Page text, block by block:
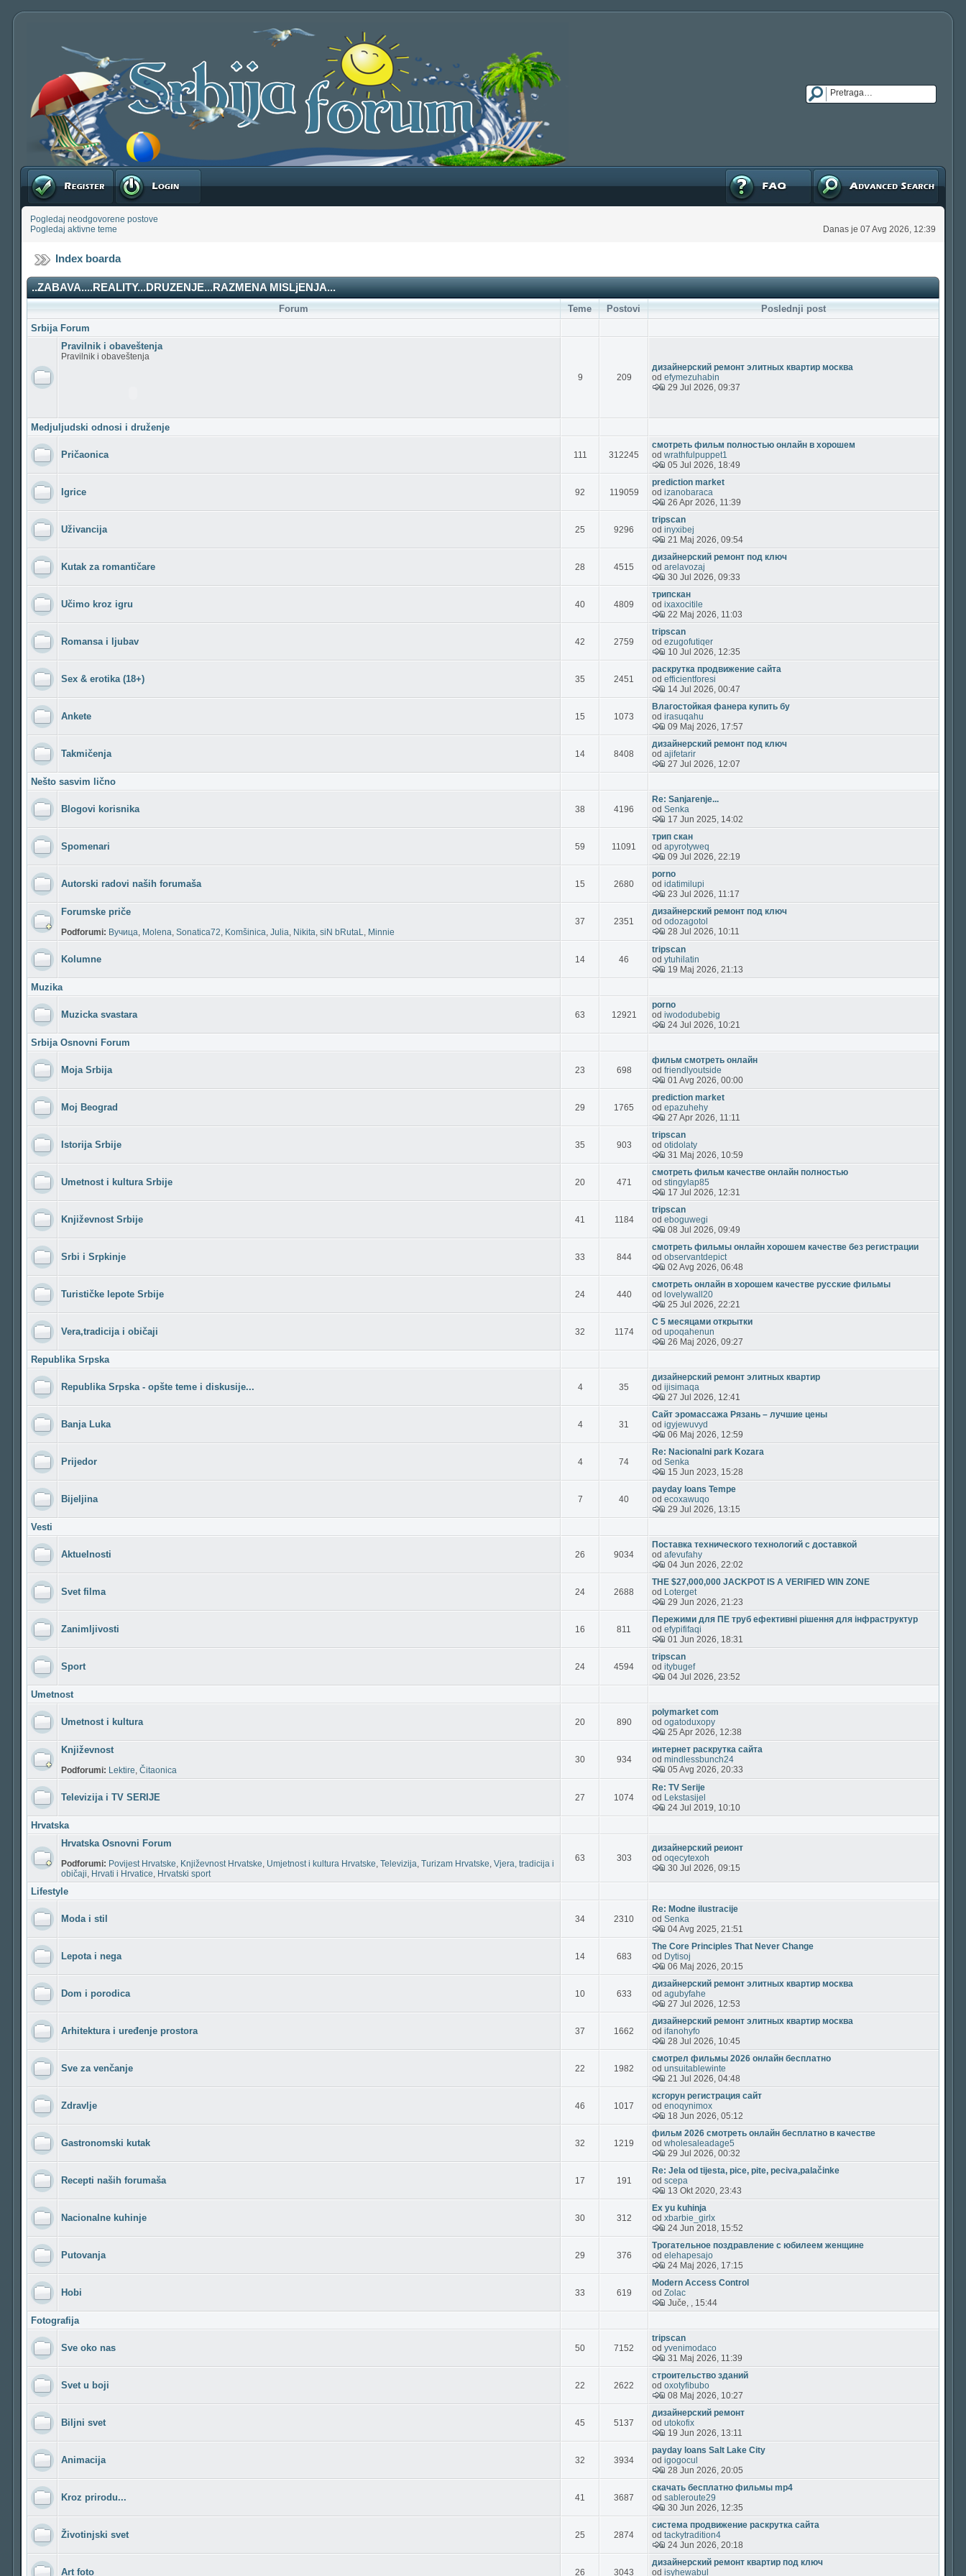
Registruj se Prijavite se Napredna pretraga
FAQ
Pogledaj neodgovorene postove
Pogledaj aktivne teme
Danas je 07 Avg 2026, 12:39
Index boarda
..ZABAVA....REALITY...DRUZENJE...RAZMENA MISLjENJA...
Forum Teme Postovi
Poslednji post
Srbija Forum
Pravilnik i obaveštenja
Pravilnik i obaveštenja
9 209
дизайнерский ремонт элитных квартир москва
od efymezuhabin
29 Jul 2026, 09:37
Medjuljudski odnosi i druženje
Pričaonica 111 312245
смотреть фильм полностью онлайн в хорошем
od wrathfulpuppet1
05 Jul 2026, 18:49
Igrice 92 119059
prediction market
od izanobaraca
26 Apr 2026, 11:39
Uživancija 25 9296
tripscan
od inyxibej
21 Maj 2026, 09:54
Kutak za romantičare 28 4515
дизайнерский ремонт под ключ
od arelavozaj
30 Jul 2026, 09:33
Učimo kroz igru 40 4809
трипскан
od ixaxocitile
22 Maj 2026, 11:03
Romansa i ljubav 42 2759
tripscan
od ezugofutiqer
10 Jul 2026, 12:35
Sex & erotika (18+) 35 2451
раскрутка продвижение сайта
od efficientforesi
14 Jul 2026, 00:47
Ankete 15 1073
Влагостойкая фанера купить бу
od irasuqahu
09 Maj 2026, 17:57
Takmičenja 14 8408
дизайнерский ремонт под ключ
od ajifetarir
27 Jul 2026, 12:07
Nešto sasvim lično
Blogovi korisnika 38 4196
Re: Sanjarenje...
od Senka
17 Jun 2025, 14:02
Spomenari 59 11091
трип скан
od apyrotyweq
09 Jul 2026, 22:19
Autorski radovi naših forumaša 15 2680
porno
od idatimilupi
23 Jul 2026, 11:17
Forumske priče
Podforumi: Вучица, Molena, Sonatica72, Komšinica, Julia, Nikita, siN bRutaL, Minnie
37 2351
дизайнерский ремонт под ключ
od odozagotol
28 Jul 2026, 10:11
Kolumne 14 46
tripscan
od ytuhilatin
19 Maj 2026, 21:13
Muzika
Muzicka svastara 63 12921
porno
od iwododubebig
24 Jul 2026, 10:21
Srbija Osnovni Forum
Moja Srbija 23 698
фильм смотреть онлайн
od friendlyoutside
01 Avg 2026, 00:00
Moj Beograd 29 1765
prediction market
od epazuhehy
27 Apr 2026, 11:11
Istorija Srbije 35 903
tripscan
od otidolaty
31 Maj 2026, 10:59
Umetnost i kultura Srbije 20 471
смотреть фильм качестве онлайн полностью
od stingylap85
17 Jul 2026, 12:31
Književnost Srbije 41 1184
tripscan
od eboguwegi
08 Jul 2026, 09:49
Srbi i Srpkinje 33 844
смотреть фильмы онлайн хорошем качестве без регистрации
od observantdepict
02 Avg 2026, 06:48
Turističke lepote Srbije 24 440
смотреть онлайн в хорошем качестве русские фильмы
od lovelywall20
25 Jul 2026, 22:21
Vera,tradicija i običaji 32 1174
С 5 месяцами открытки
od upoqahenun
26 Maj 2026, 09:27
Republika Srpska
Republika Srpska - opšte teme i diskusije... 4 35
дизайнерский ремонт элитных квартир
od ijisimaqa
27 Jul 2026, 12:41
Banja Luka 4 31
Сайт эромассажа Рязань – лучшие цены
od igyjewuvyd
06 Maj 2026, 12:59
Prijedor 4 74
Re: Nacionalni park Kozara
od Senka
15 Jun 2023, 15:28
Bijeljina 7 40
payday loans Tempe
od ecoxawuqo
29 Jul 2026, 13:15
Vesti
Aktuelnosti 26 9034
Поставка технического технологий с доставкой
od afevufahy
04 Jun 2026, 22:02
Svet filma 24 2688
THE $27,000,000 JACKPOT IS A VERIFIED WIN ZONE
od Loterget
29 Jun 2026, 21:23
Zanimljivosti 16 811
Пережими для ПЕ труб ефективні рішення для інфраструктур
od efypififaqi
01 Jun 2026, 18:31
Sport 24 4594
tripscan
od itybugef
04 Jul 2026, 23:52
Umetnost
Umetnost i kultura 20 890
polymarket com
od ogatoduxopy
25 Apr 2026, 12:38
Književnost
Podforumi: Lektire, Čitaonica
30 934
интернет раскрутка сайта
od mindlessbunch24
05 Avg 2026, 20:33
Televizija i TV SERIJE 27 1074
Re: TV Serije
od Lekstasijel
24 Jul 2019, 10:10
Hrvatska
Hrvatska Osnovni Forum
Podforumi: Povijest Hrvatske, Književnost Hrvatske, Umjetnost i kultura Hrvatske, Televizija, Turizam Hrvatske, Vjera, tradicija i
običaji, Hrvati i Hrvatice, Hrvatski sport
63 303
дизайнерский реионт
od oqecytexoh
30 Jul 2026, 09:15
Lifestyle
Moda i stil 34 2310
Re: Modne ilustracije
od Senka
04 Avg 2025, 21:51
Lepota i nega 14 683
The Core Principles That Never Change
od Dytisoj
06 Maj 2026, 20:15
Dom i porodica 10 633
дизайнерский ремонт элитных квартир москва
od agubyfahe
27 Jul 2026, 12:53
Arhitektura i uređenje prostora 37 1662
дизайнерский ремонт элитных квартир москва
od ifanohyfo
28 Jul 2026, 10:45
Sve za venčanje 22 1982
смотрел фильмы 2026 онлайн бесплатно
od unsuitablewinte
21 Jul 2026, 04:48
Zdravlje 46 1017
ксгорун регистрация сайт
od enoqynimox
18 Jun 2026, 05:12
Gastronomski kutak 32 1219
фильм 2026 смотреть онлайн бесплатно в качестве
od wholesaleadage5
29 Jul 2026, 00:32
Recepti naših forumaša 17 191
Re: Jela od tijesta, pice, pite, peciva,palačinke
od scepa
13 Okt 2020, 23:43
Nacionalne kuhinje 30 312
Ex yu kuhinja
od xbarbie_girlx
24 Jun 2018, 15:52
Putovanja 29 376
Трогательное поздравление с юбилеем женщине
od elehapesajo
24 Maj 2026, 17:15
Hobi 33 619
Modern Access Control
od Zolac
Juče, , 15:44
Fotografija
Sve oko nas 50 7152
tripscan
od yvenimodaco
31 Maj 2026, 11:39
Svet u boji 22 2622
строительство зданий
od oxotyfibubo
08 Maj 2026, 10:27
Biljni svet 45 5137
дизайнерский ремонт
od utokofix
19 Jun 2026, 13:11
Animacija 32 3934
payday loans Salt Lake City
od igogocul
28 Jun 2026, 20:05
Kroz prirodu... 41 3687
скачать бесплатно фильмы mp4
od sableroute29
30 Jun 2026, 12:35
Životinjski svet 25 2874
система продвижение раскрутка сайта
od tackytradition4
24 Jun 2026, 20:18
Art foto 26 3043
дизайнерский ремонт квартир под ключ
od isyhewabul